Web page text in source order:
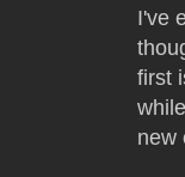
I've
first
new